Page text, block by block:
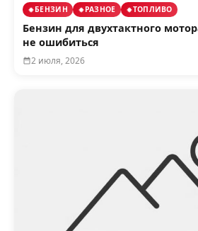
БЕНЗИН РАЗНОЕ ТОПЛИВО
Бензин для двухтактного
не ошибиться
2 июля, 2026